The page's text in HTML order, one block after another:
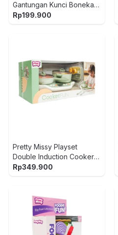
Gantungan Kunci Boneka
Plush Bakery
Rp199.900
Pretty Missy Playset
Double Induction Cooker -
Mix
Rp349.900